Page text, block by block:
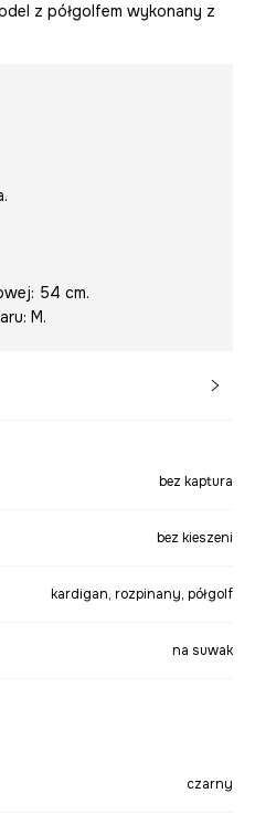
z półgolfem wykonany z
54 cm.
M.
bez kaptura
bez kieszeni
kardigan, rozpinany, półgolf
na suwak
czarny